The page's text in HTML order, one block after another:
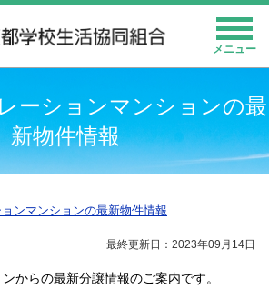
メニュー
ーションマンションの最
新物件情報
ンマンションの最新物件情報
最終更新日：2023年09月14日
からの最新分譲情報のご案内です。